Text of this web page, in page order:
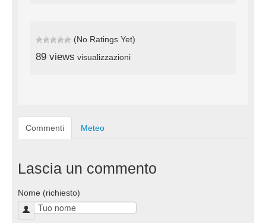
(No Ratings Yet)
89 views visualizzazioni
Commenti Meteo
Lascia un commento
Nome (richiesto)